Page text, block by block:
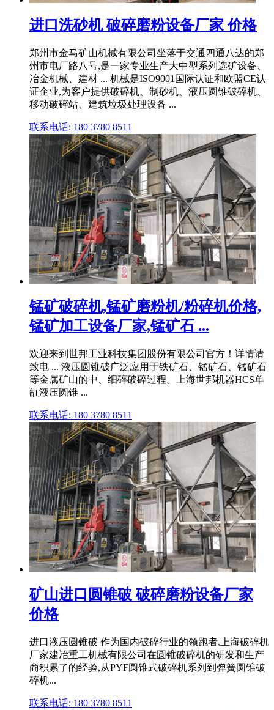
进口洗砂机 破碎磨粉设备厂家 价格
郑州市金马矿山机械有限公司坐落于交通四通八达的郑
州市电厂路八号,是一家专业生产大中型系列选矿设备、
冶金机械、建材 ... 机械是ISO9001国际认证和欧盟CE认
证企业,为客户提供破碎机、制砂机、液压圆锥破碎机、
移动破碎站、建筑垃圾处理设备 ...
联系电话: 180 3780 8511
锰矿破碎机,锰矿磨粉机/粉碎机价格,
锰矿加工设备厂家,锰矿石 ...
欢迎来到世邦工业科技集团股份有限公司官方！详情请
致电 ... 液压圆锥破广泛应用于铁矿石、锰矿石、锰矿石
等金属矿山的中、细碎破碎过程。上海世邦机器HCS单
缸液压圆锥 ...
联系电话: 180 3780 8511
矿山进口圆锥破 破碎磨粉设备厂家
价格
进口液压圆锥破 作为国内破碎行业的领跑者,上海破碎机
厂家建冶重工机械有限公司在圆锥破碎机的研发和生产
商积累了的经验,从PYF圆锥式破碎机系列到弹簧圆锥破
碎机...
联系电话: 180 3780 8511